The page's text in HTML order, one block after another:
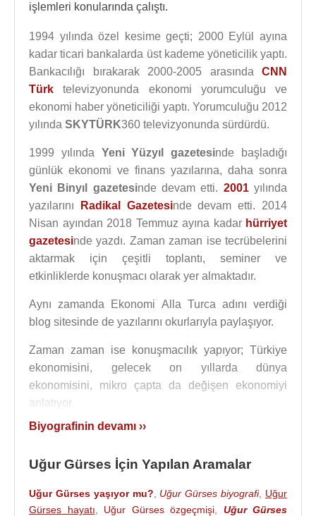
işlemleri konularında çalıştı.
1994 yılında özel kesime geçti; 2000 Eylül ayına
kadar ticari bankalarda üst kademe yöneticilik yaptı.
Bankacılığı bırakarak 2000-2005 arasında CNN
Türk televizyonunda ekonomi yorumculuğu ve
ekonomi haber yöneticiliği yaptı. Yorumculuğu 2012
yılında SKYTÜRK360 televizyonunda sürdürdü.
1999 yılında Yeni Yüzyıl gazetesinde başladığı
günlük ekonomi ve finans yazılarına, daha sonra
Yeni Binyıl gazetesinde devam etti. 2001yılında
yazılarını
Radikal Gazetesinde devam etti. 2014
Nisan ayından 2018 Temmuz ayına kadar hürriyet
gazetesinde yazdı. Zaman zaman ise tecrübelerini
aktarmak için çeşitli toplantı, seminer ve
etkinliklerde konuşmacı olarak yer almaktadır.
Aynı zamanda Ekonomi Alla Turca adını verdiği
blog sitesinde de yazılarını okurlarıyla paylaşıyor.
Zaman zaman ise konuşmacılık yapıyor; Türkiye
ekonomisini, gelecek on yıllarda dünya
ekonomisini, mikro çapta da değişen ekonomiyi
anlatıyor.
Biyografinin devamı ››
Uğur Gürses İçin Yapılan Aramalar
Uğur Gürses yaşıyor mu? Uğur Gürses biyografi, Uğur
Gürses hayatı
Uğur Gürses özgeçmişi
Uğur Gürses